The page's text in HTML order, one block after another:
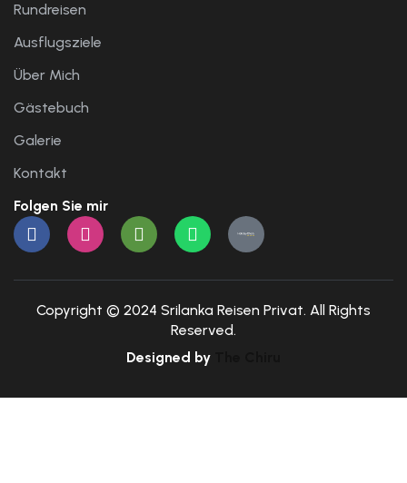
Rundreisen
Ausflugsziele
Über Mich
Gästebuch
Galerie
Kontakt
Folgen Sie mir
Copyright © 2024 Srilanka Reisen Privat. All Rights
Reserved.
Designed by